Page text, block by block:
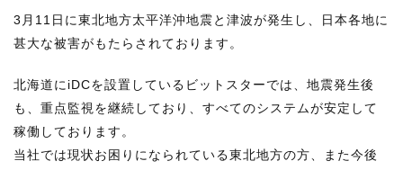
STAFF BLOG
CONTACT US
サイトマップ
情報セキュリティ
3月11日に東北地方太平洋沖地震と津波が発生し、日本各地に
甚大な被害がもたらされております。
北海道にiDCを設置しているビットスターでは、地震発生後
も、重点監視を継続しており、すべてのシステムが安定して
稼働しております。
当社では現状お困りになられている東北地方の方、また今後